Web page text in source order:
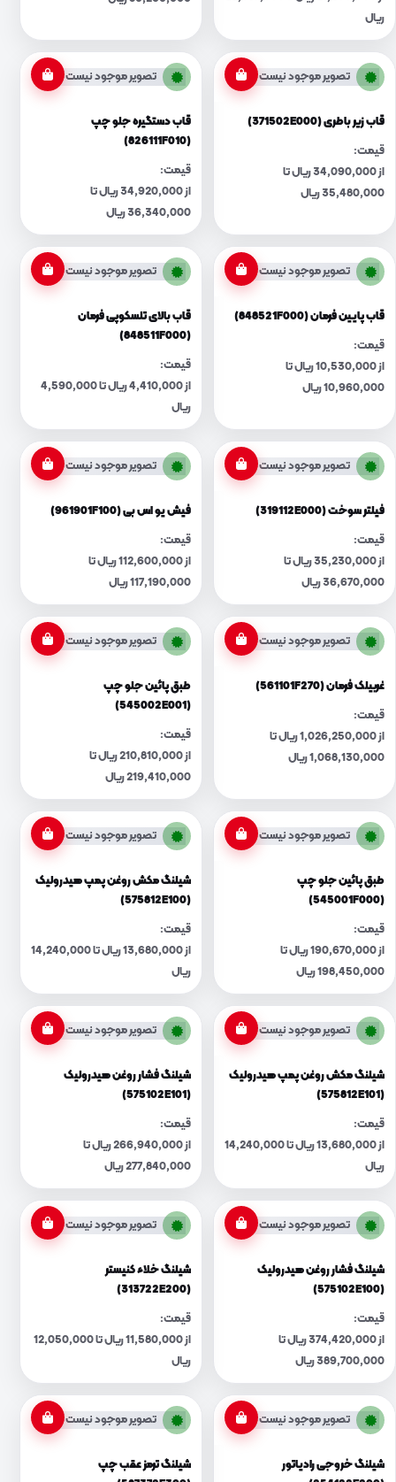
ریال
تصویر موجود نیست
قاب زیر باطری (371502E000)
قیمت:
از 34,090,000 ریال تا
35,480,000 ریال
تصویر موجود نیست
قاب دستگیره جلو چپ
(826111F010)
قیمت:
از 34,920,000 ریال تا
36,340,000 ریال
تصویر موجود نیست
قاب پایین فرمان (848521F000)
قیمت:
از 10,530,000 ریال تا
10,960,000 ریال
تصویر موجود نیست
قاب بالای تلسکوپی فرمان
(848511F000)
قیمت:
از 4,410,000 ریال تا 4,590,000
ریال
تصویر موجود نیست
فیلتر سوخت (319112E000)
قیمت:
از 35,230,000 ریال تا
36,670,000 ریال
تصویر موجود نیست
فیش یو اس بی (961901F100)
قیمت:
از 112,600,000 ریال تا
117,190,000 ریال
تصویر موجود نیست
غربیلک فرمان (561101F270)
قیمت:
از 1,026,250,000 ریال تا
1,068,130,000 ریال
تصویر موجود نیست
طبق پائین جلو چپ
(545002E001)
قیمت:
از 210,810,000 ریال تا
219,410,000 ریال
تصویر موجود نیست
طبق پائین جلو چپ
(545001F000)
قیمت:
از 190,670,000 ریال تا
198,450,000 ریال
تصویر موجود نیست
شیلنگ مکش روغن پمپ هیدرولیک
(575812E100)
قیمت:
از 13,680,000 ریال تا 14,240,000
ریال
تصویر موجود نیست
شیلنگ مکش روغن پمپ هیدرولیک
(575812E101)
قیمت:
از 13,680,000 ریال تا 14,240,000
ریال
تصویر موجود نیست
شیلنگ فشار روغن هیدرولیک
(575102E101)
قیمت:
از 266,940,000 ریال تا
277,840,000 ریال
تصویر موجود نیست
شیلنگ فشار روغن هیدرولیک
(575102E100)
قیمت:
از 374,420,000 ریال تا
389,700,000 ریال
تصویر موجود نیست
شیلنگ خلاء کنیستر
(313722E200)
قیمت:
از 11,580,000 ریال تا 12,050,000
ریال
تصویر موجود نیست
شیلنگ خروجی رادیاتور
تصویر موجود نیست
شیلنگ ترمز عقب چپ